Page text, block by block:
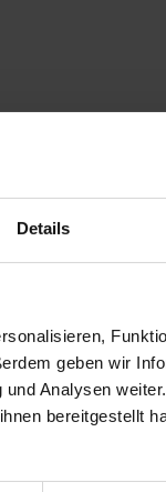
Details
geben wir
Analysen
bereitgestellt
präziseste